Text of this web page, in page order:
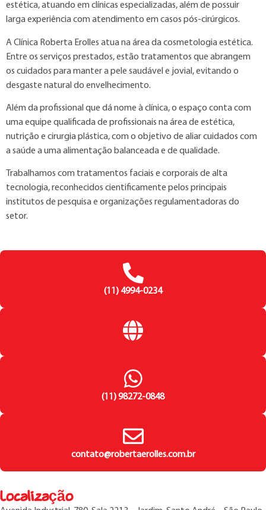
estética, atuando em clínicas especializadas, além de possuir
larga experiência com atendimento em casos pós-cirúrgicos.
A Clínica Roberta Erolles atua na área da cosmetologia estética.
Entre os serviços prestados, estão tratamentos que abrangem
os cuidados para manter a pele saudável e jovial, evitando o
desgaste natural do envelhecimento.
Além da profissional que dá nome à clínica, o espaço conta com
uma equipe qualificada de profissionais na área de estética,
nutrição e cirurgia plástica, com o objetivo de aliar cuidados com
a saúde a uma alimentação balanceada e de qualidade.
Trabalhamos com tratamentos faciais e corporais de alta
tecnologia, reconhecidos cientificamente pelos principais
institutos de pesquisa e organizações regulamentadoras do
setor.
(11) 4994-0234
(11) 98272-0848
contato@robertaerolles.com.br
Localização